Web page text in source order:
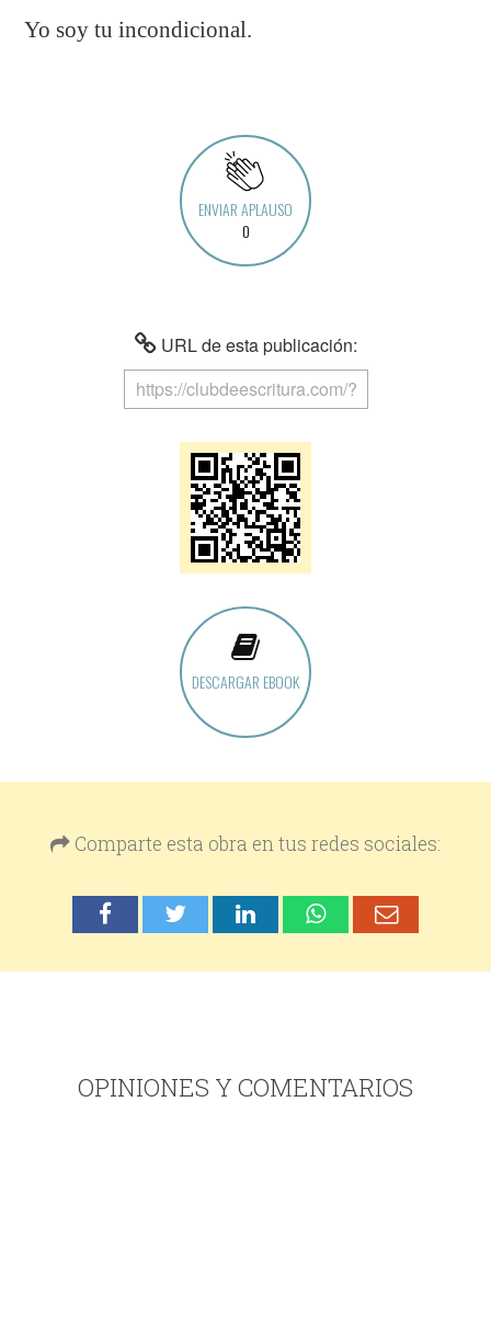
Yo soy tu incondicional.
ENVIAR APLAUSO
0
URL de esta publicación:
DESCARGAR EBOOK
Comparte esta obra en tus redes sociales:
OPINIONES Y COMENTARIOS